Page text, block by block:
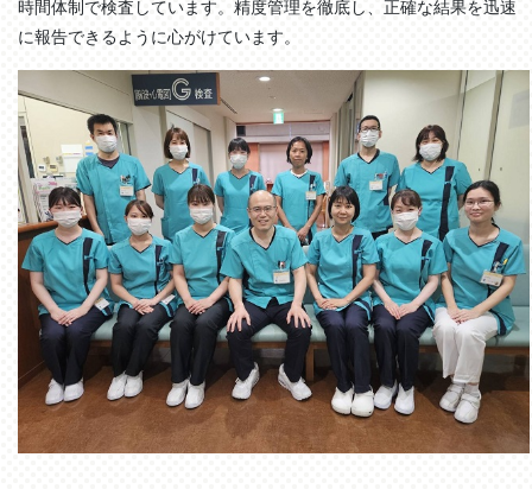
時間体制で検査しています。精度管理を徹底し、正確な結果を迅速
に報告できるように心がけています。